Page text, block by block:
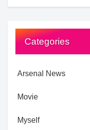
Categories
Arsenal News
Movie
Myself